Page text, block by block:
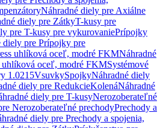
Náhradné diely pre Axiálne
diely pre ZátkyT-kusy pre
pre T-kusy pre vykurovaniePrípojky
diely pre Prípojky pre
uhlíková oceľ, modré FKMNáhradné
uhlíková oceľ, modré FKMSystémové
1.0215VsuvkySpojkyNáhradné diely
diely pre RedukcieKolenáNáhradné
diely pre T-kusyNerozoberateľné
Nerozoberateľné prechodyPrechody a
diely pre Prechody a spojenia,